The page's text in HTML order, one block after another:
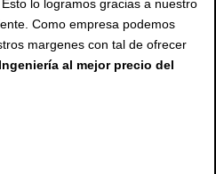
lo logramos gracias a nuestro
Como empresa podemos
margenes con tal de ofrecer
al mejor precio del